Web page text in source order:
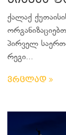
ქალაქ
პირველ
რეგი...
ვრცლად